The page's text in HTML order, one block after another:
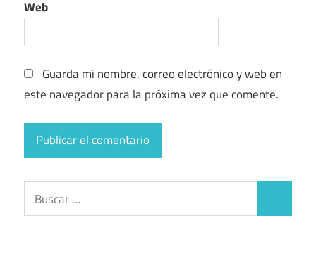
Web
Guarda mi nombre, correo electrónico y web en
este navegador para la próxima vez que comente.
Buscar: